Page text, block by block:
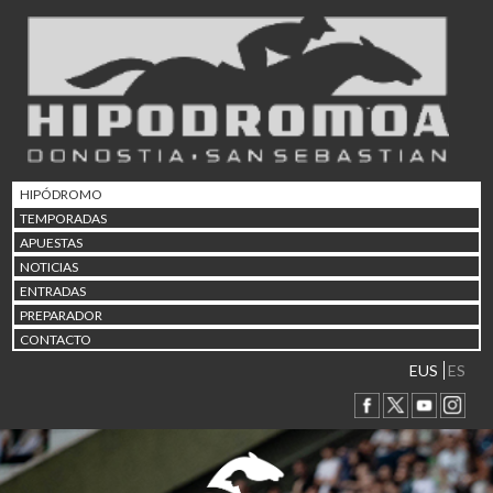
HIPÓDROMO
TEMPORADAS
APUESTAS
NOTICIAS
ENTRADAS
PREPARADOR
CONTACTO
EUS ES
02/08 17:30 Abuztuaren 2a / 2 de
Abuztuaren 9a / 9 de
12/08 12:24 Abuztaren 12a / 12 de
15/08 17:05 Abuztuaren 15a / 15 de
23/08 17:30 Abuztuaren 23a / 23 de
30/08 17:30 Abuztuaren 30a / 30 de
02/09 11:15
06/09 17:30 Irailaren 6a / 6 de
Irailaren 13a / 13 de
30/09 11:30 Irailaren 30a / 30 de